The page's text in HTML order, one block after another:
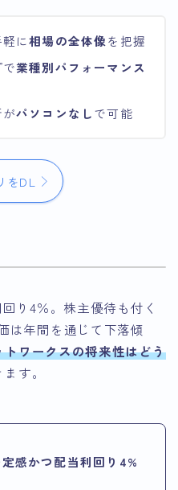
軽に相場の全体像を把握
業種別パフォーマンス
パソコンなしで可能
をDL
り4％。株主優待も付く
は年間を通じて下落傾
ワークスの将来性はどう
す。
感かつ配当利回り4%